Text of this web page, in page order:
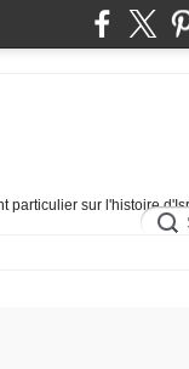
particulier sur l'histoire